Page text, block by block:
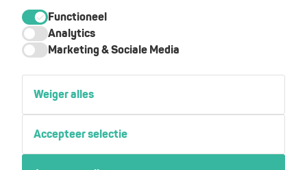
Functioneel
Analytics
Marketing & Sociale Media
Weiger alles
Accepteer selectie